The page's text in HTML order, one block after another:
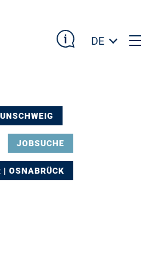
DE
JOBSUCHE
| OSNABRÜCK